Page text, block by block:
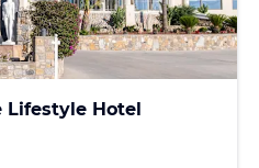
Lifestyle Hotel